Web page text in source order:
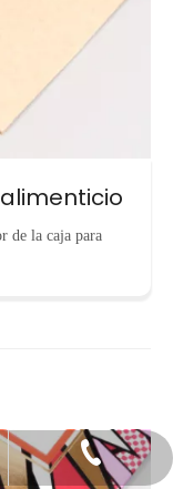
de la caja para